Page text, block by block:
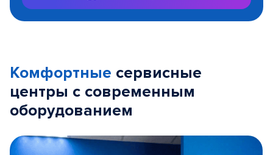
Комфортные сервисные
центры с современным
оборудованием